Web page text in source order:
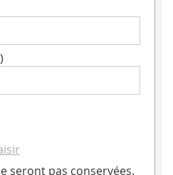
seront pas conservées.